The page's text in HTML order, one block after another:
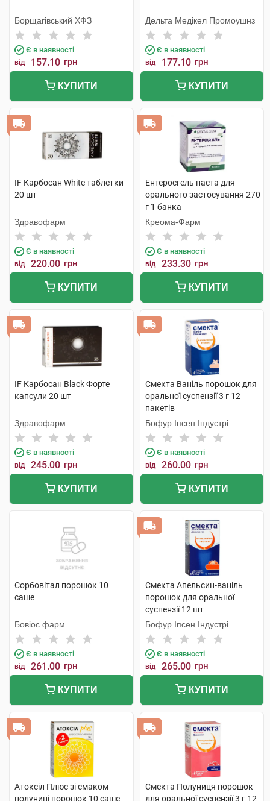
Борщагівський ХФЗ
Є в наявності
від 157.10 грн
КУПИТИ
Дельта Медікел Промоушнз
Є в наявності
від 177.10 грн
КУПИТИ
IF Карбосан White таблетки
20 шт
Здравофарм
Є в наявності
від 220.00 грн
КУПИТИ
Ентеросгель паста для
орального застосування 270
г 1 банка
Креома-Фарм
Є в наявності
від 233.30 грн
КУПИТИ
IF Карбосан Black Форте
капсули 20 шт
Здравофарм
Є в наявності
від 245.00 грн
КУПИТИ
Смекта Ваніль порошок для
оральної суспензії 3 г 12
пакетів
Бофур Іпсен Індустрі
Є в наявності
від 260.00 грн
КУПИТИ
Сорбовітал порошок 10
саше
Бовіос фарм
Є в наявності
від 261.00 грн
КУПИТИ
Смекта Апельсин-ваніль
порошок для оральної
суспензії 12 шт
Бофур Іпсен Індустрі
Є в наявності
від 265.00 грн
КУПИТИ
Атоксіл Плюс зі смаком
полуниці порошок 10 саше
Смекта Полуниця порошок
для оральної суспензії 3 г 12